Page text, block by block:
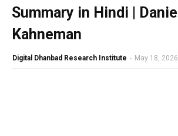
Summary in Hindi | Daniel
Kahneman
Digital Dhanbad Research Institute - May 18, 2026